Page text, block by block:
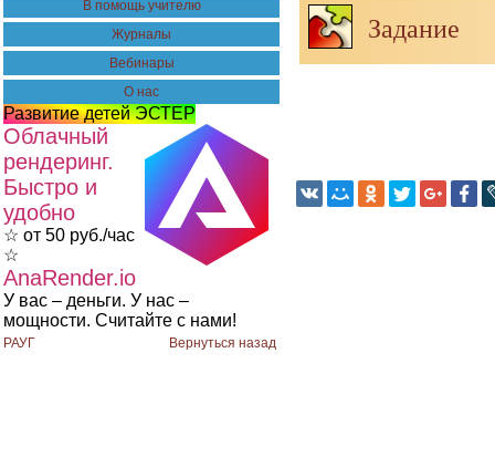
В помощь учителю
Журналы
Вебинары
О нас
Развитие детей ЭСТЕР
Облачный
рендеринг.
Быстро и
удобно
☆ от 50 руб./час
☆
AnaRender.io
У вас – деньги. У нас –
мощности. Считайте с нами!
Задание
РАУГ Вернуться назад